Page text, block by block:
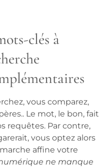
clés à
vous comparez,
Le mot, le bon, fait
requêtes. Par contre,
vous optez alors
affine votre
ne manque